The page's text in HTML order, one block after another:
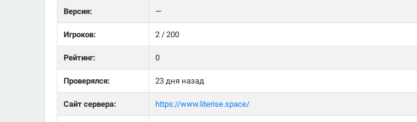
Версия: —
Игроков: 2 / 200
Рейтинг: 0
Проверялся: 23 дня назад
Сайт сервера: https://www.literise.space/